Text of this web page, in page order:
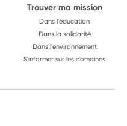
Trouver ma mission
Dans l'éducation
Dans la solidarité
Dans l'environnement
S'informer sur les domaines